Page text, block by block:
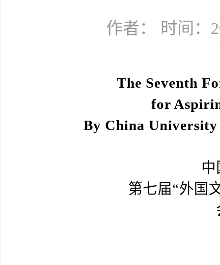
作者： 时间：
The Seventh
for
By China
中
第七届“外国